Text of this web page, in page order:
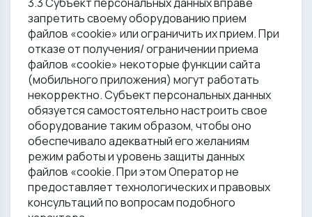
запретить своему оборудованию прием
файлов «cookiе» или ограничить их прием. При
отказе от получения/ ограничении приема
файлов «cookiе» некоторые функции сайта
(мобильного приложения) могут работать
некорректно. Субъект персональных данных
обязуется самостоятельно настроить свое
оборудование таким образом, чтобы оно
обеспечивало адекватный его желаниям
режим работы и уровень защиты данных
файлов «cookie. При этом Оператор не
предоставляет технологических и правовых
консультаций по вопросам подобного